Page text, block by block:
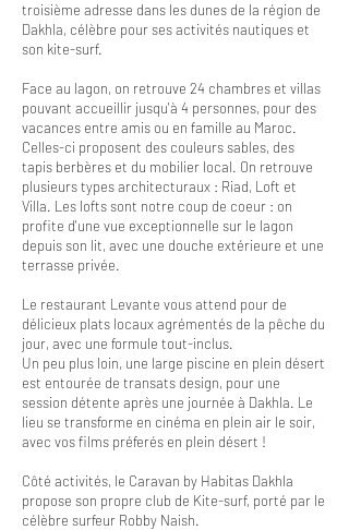
troisième adresse dans les dunes de la région de
Dakhla, célèbre pour ses activités nautiques et
son kite-surf.
Face au lagon, on retrouve 24 chambres et villas
pouvant accueillir jusqu'à 4 personnes, pour des
vacances entre amis ou en famille au Maroc.
Celles-ci proposent des couleurs sables, des
tapis berbères et du mobilier local. On retrouve
plusieurs types architecturaux : Riad, Loft et
Villa. Les lofts sont notre coup de coeur : on
profite d'une vue exceptionnelle sur le lagon
depuis son lit, avec une douche extérieure et une
terrasse privée.
Le restaurant Levante vous attend pour de
délicieux plats locaux agrémentés de la pêche du
jour, avec une formule tout-inclus.
Un peu plus loin, une large piscine en plein désert
est entourée de transats design, pour une
session détente après une journée à Dakhla. Le
lieu se transforme en cinéma en plein air le soir,
avec vos films préferés en plein désert !
Côté activités, le Caravan by Habitas Dakhla
propose son propre club de Kite-surf, porté par le
célèbre surfeur Robby Naish.